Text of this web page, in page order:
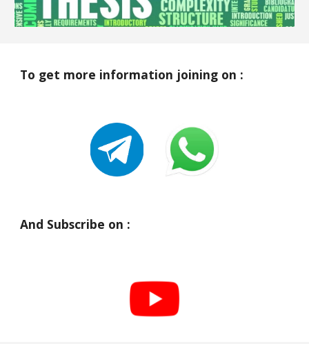
To get more information joining on :
And Subscribe on :